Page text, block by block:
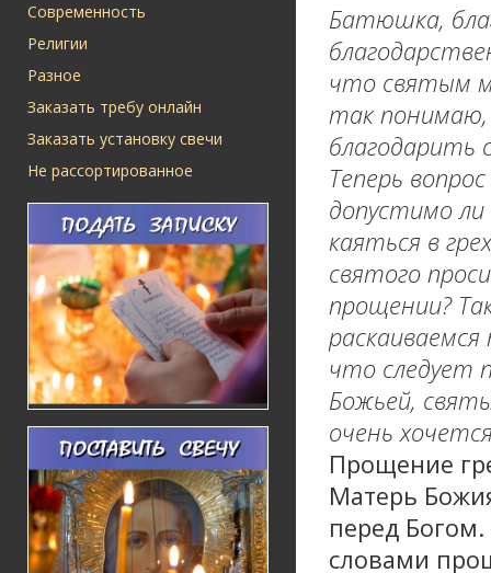
Современность
Религии
Разное
Заказать требу онлайн
Заказать установку свечи
Не рассортированное
Батюшка,
что святым
так
благодарить
Теперь
допустимо ли
каяться в
святого
прощении?
что следует
Божьей,
очень
Прощение
Матерь
перед
словами